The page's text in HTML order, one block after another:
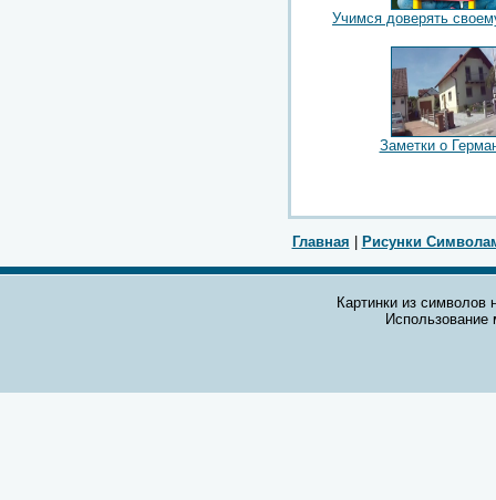
Учимся доверять
Заметки о
Главная Рисунки
Картинки из символов
Использование